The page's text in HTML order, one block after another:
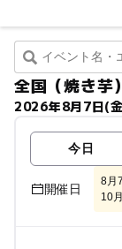
全国（焼き芋
2026年8月7日(
今日
開催日
8月
10